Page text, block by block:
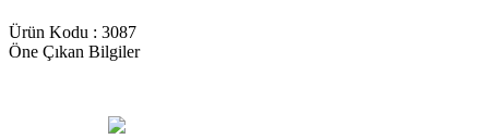
Ürün Kodu : 3087
Öne Çıkan Bilgiler